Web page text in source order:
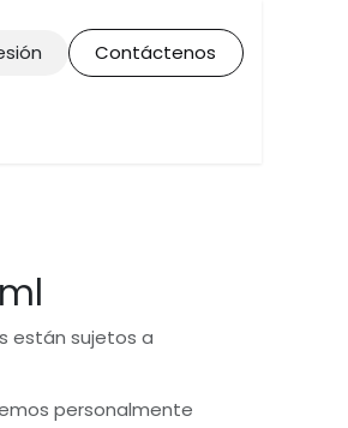
Contáctenos
están sujetos a
personalmente